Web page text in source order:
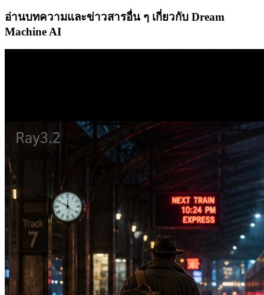
อ่านบทความและข่าวสารอื่น ๆ เกี่ยวกับ Dream
Machine AI